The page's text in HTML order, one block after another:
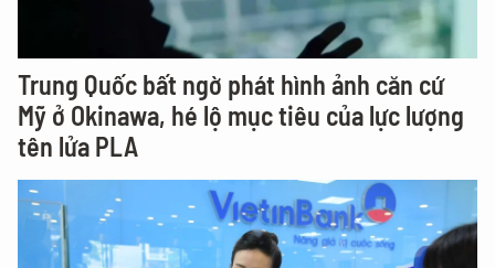
Trung Quốc bất ngờ phát hình ảnh căn cứ
Mỹ ở Okinawa, hé lộ mục tiêu của lực lượng
tên lửa PLA